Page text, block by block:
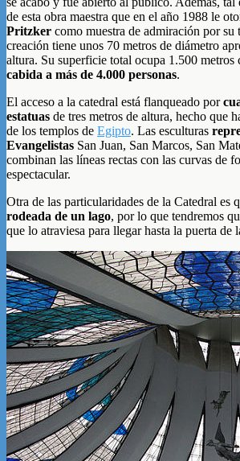
de esta obra maestra que en el año 1988 le
Pritzker como muestra de admiración por su
creación tiene unos 70 metros de diámetro
altura. Su superficie total ocupa 1.500 metros
cabida a más de 4.000 personas.
El acceso a la catedral está flanqueado por
estatuas de tres metros de altura, hecho que
de los templos de Egipto. Las esculturas
Evangelistas San Juan, San Marcos, San
combinan las líneas rectas con las curvas de
espectacular.
Otra de las particularidades de la Catedral es
rodeada de un lago, por lo que tendremos
que lo atraviesa para llegar hasta la puerta de